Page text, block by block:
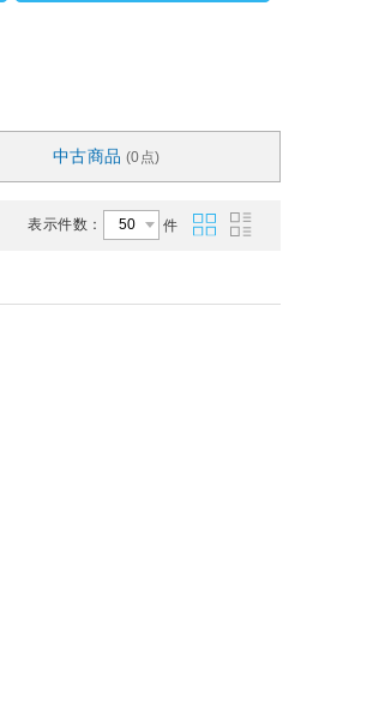
中古商品 (0点)
表示件数： 件